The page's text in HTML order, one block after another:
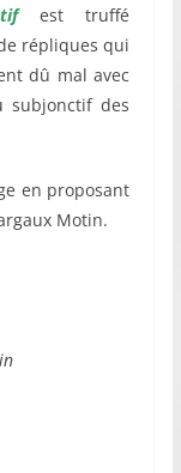
est truffé
répliques qui
dû mal avec
subjonctif des
en proposant
Motin.